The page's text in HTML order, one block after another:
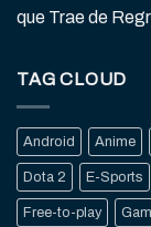
que Trae de
TAG CLOUD
Android Anime
Dota 2 E-Sports
Free-to-play